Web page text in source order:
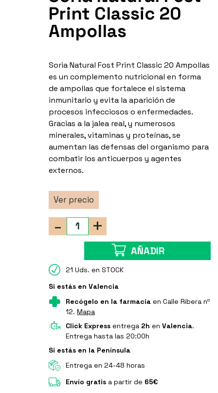
Print Classic 20
Ampollas
Soria Natural Fost Print Classic 20 Ampollas
es un complemento nutricional en forma
de ampollas que fortalece el sistema
inmunitario y evita la aparición de
procesos infecciosos o enfermedades.
Gracias a la jalea real, y numerosos
minerales, vitaminas y proteínas, se
aumentan las defensas del organismo para
combatir los anticuerpos y agentes
externos.
Ver precio
+
-
AÑADIR
21 Uds. en STOCK
Si estás en Valencia
Recógelo en la farmacia en Calle Ribera nº
12.Mapa
Click Express entrega 2h enValencia.
Entrega hasta las 20:00h
Si estás en la Península
Entrega en 24-48 horas
Envío gratis a partir de 65€